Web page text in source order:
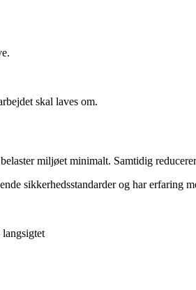
skal laves om.
miljøet minimalt. Samtidig
sikkerhedsstandarder og har